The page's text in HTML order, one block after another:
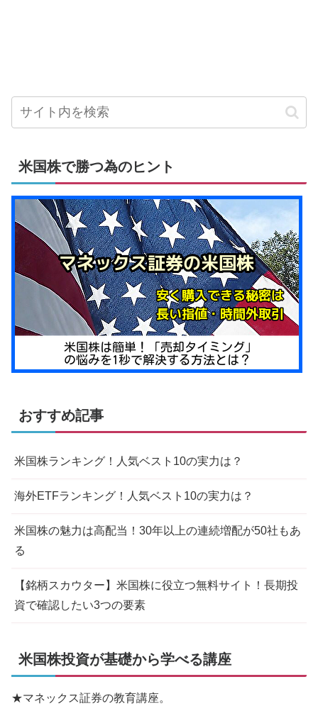
米国株で勝つ為のヒント
おすすめ記事
米国株ランキング！人気ベスト10の実力は？
海外ETFランキング！人気ベスト10の実力は？
米国株の魅力は高配当！30年以上の連続増配が50社もあ
る
【銘柄スカウター】米国株に役立つ無料サイト！長期投
資で確認したい3つの要素
米国株投資が基礎から学べる講座
★マネックス証券の教育講座。